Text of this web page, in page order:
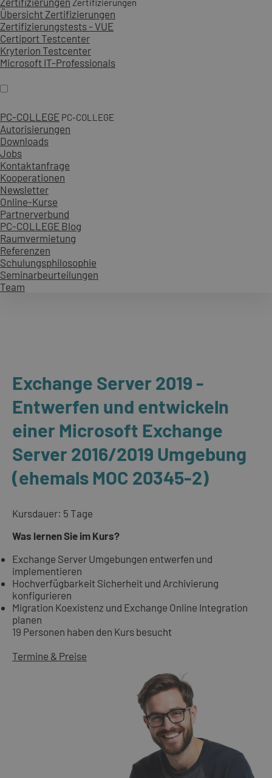
Zertifizierungen
Übersicht Zertifizierungen
Zertifizierungstests - VUE
Certiport Testcenter
Kryterion Testcenter
Microsoft IT-Professionals
PC-COLLEGE PC-COLLEGE
Autorisierungen
Downloads
Jobs
Kontaktanfrage
Kooperationen
Newsletter
Online-Kurse
Partnerverbund
PC-COLLEGE Blog
Raumvermietung
Referenzen
Schulungsphilosophie
Seminarbeurteilungen
Team
Exchange Server 2019 -
Entwerfen und entwickeln
einer Microsoft Exchange
Server 2016/2019 Umgebung
(ehemals MOC 20345-2)
Kursdauer: 5 Tage
Was lernen Sie im Kurs?
Exchange Server Umgebungen entwerfen und
implementieren
Hochverfügbarkeit Sicherheit und Archivierung
konfigurieren
Migration Koexistenz und Exchange Online Integration
planen
19 Personen haben den Kurs besucht
Termine & Preise